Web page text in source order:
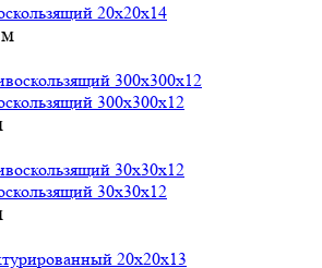
20х20х14
300х300х12
30х30х12